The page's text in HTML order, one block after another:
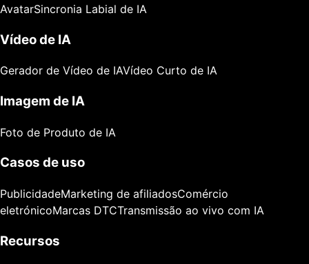
AvatarSincronia Labial de IA
Vídeo de IA
Gerador de Vídeo de IAVídeo Curto de IA
Imagem de IA
Foto de Produto de IA
Casos de uso
PublicidadeMarketing de afiliadosComércio
eletrónicoMarcas DTCTransmissão ao vivo com IA
Recursos